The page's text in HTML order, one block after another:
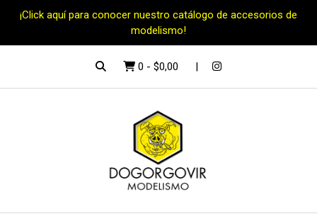
¡Click aquí para conocer nuestro catálogo de accesorios de
modelismo!
0 - $0,00